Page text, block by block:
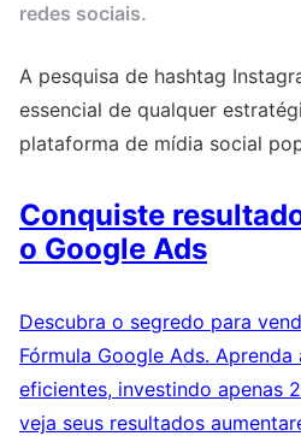
redes sociais.
A pesquisa de hashtag
essencial de qualquer
plataforma de mídia social
Conquiste
o Google Ads
Descubra o segredo para
Fórmula Google Ads.
eficientes, investindo apenas
veja seus resultados